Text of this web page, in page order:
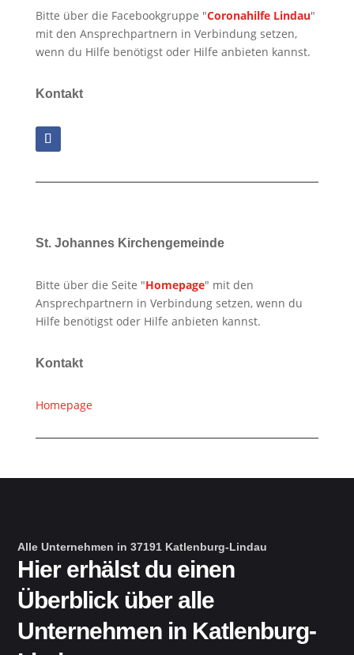
Bitte über die Facebookgruppe "Coronahilfe Lindau"
mit den Ansprechpartnern in Verbindung setzen,
wenn du Hilfe benötigst oder Hilfe anbieten kannst.
Kontakt
St. Johannes Kirchengemeinde
Bitte über die Seite "Homepage" mit den
Ansprechpartnern in Verbindung setzen, wenn du
Hilfe benötigst oder Hilfe anbieten kannst.
Kontakt
Homepage
Alle Unternehmen in 37191 Katlenburg-Lindau
Hier erhälst du einen
Überblick über alle
Unternehmen in Katlenburg-